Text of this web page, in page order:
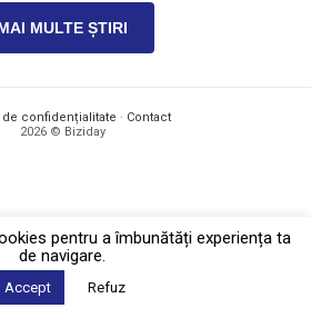
MULTE ȘTIRI
confidențialitate · Contact
2026 © Biziday
pentru a îmbunătăți experiența ta
de navigare.
Accept Refuz